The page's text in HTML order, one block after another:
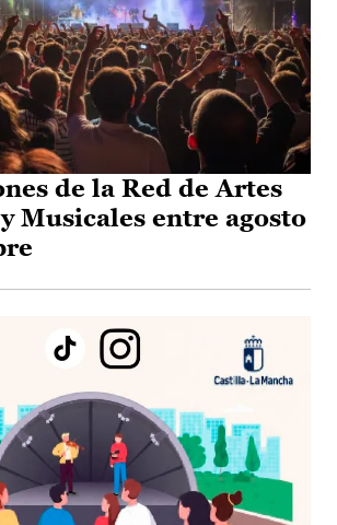
de la Red de Artes
Musicales entre agosto